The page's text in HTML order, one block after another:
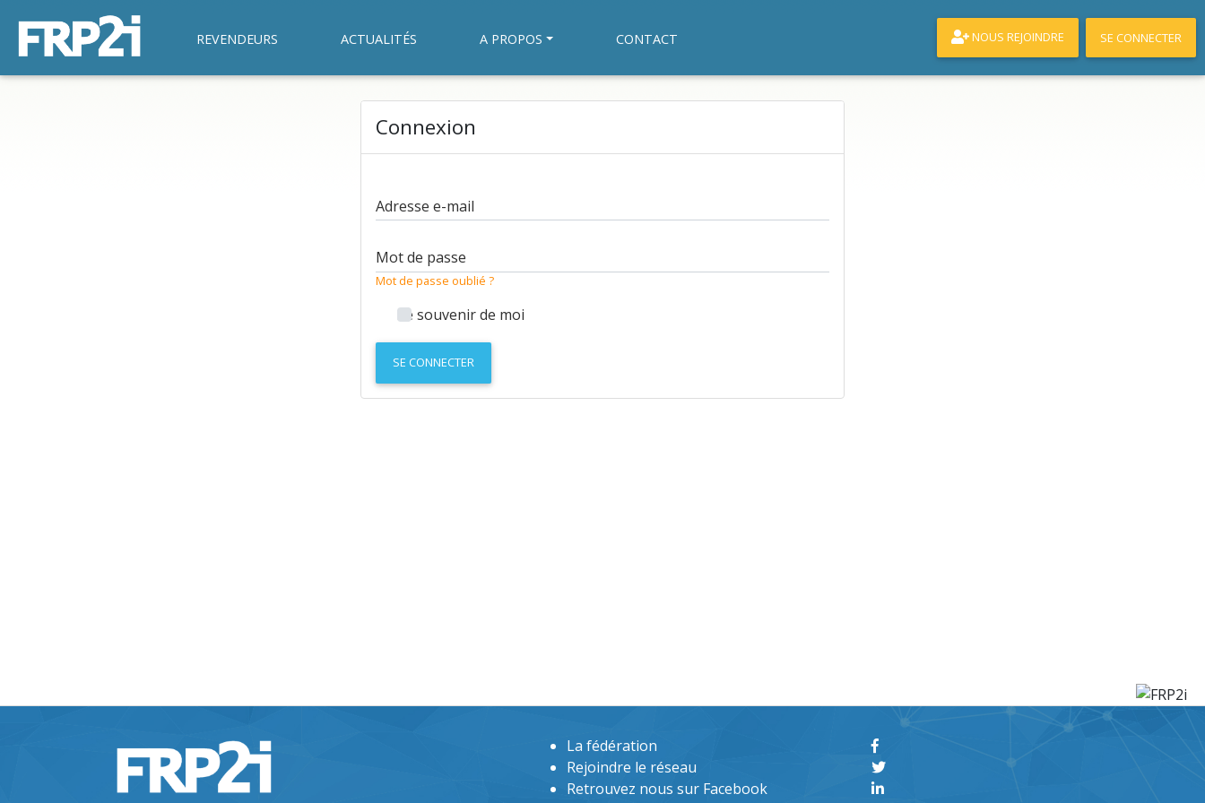
REVENDEURS ACTUALITÉS A PROPOS CONTACT NOUS REJOINDRE SE CONNECTER
Connexion
Adresse e-mail
Mot de passe
Mot de passe oublié ?
Se souvenir de moi
SE CONNECTER
La fédération
Rejoindre le réseau
Retrouvez nous sur Facebook